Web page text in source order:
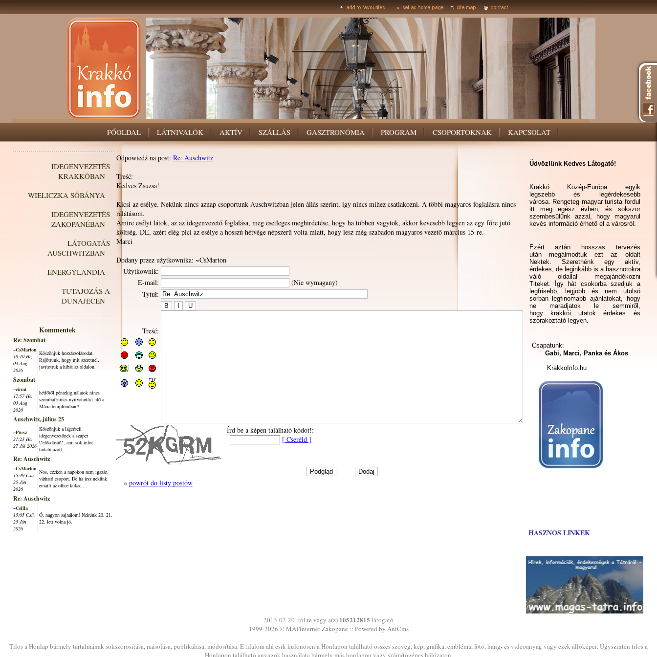
FŐOLDAL LÁTNIVALÓK AKTÍV SZÁLLÁS GASZTRONÓMIA PROGRAM CSOPORTOKNAK KAPCSOLAT
IDEGENVEZETÉS
KRAKKÓBAN
WIELICZKA SÓBÁNYA
IDEGENVEZETÉS
ZAKOPANÉBAN
LÁTOGATÁS
AUSCHWITZBAN
ENERGYLANDIA
TUTAJOZÁS A
DUNAJECEN
Kommentek
Re: Szombat
~CsMarton
18:10 Hé,
03 Aug
2026
Köszönjük hozzászólásodat.
Rájöttünk, hogy mit szeretnél,
javítottuk a hibát az oldalon.
Szombat
~cirmi
17:57 Hé,
03 Aug
2026
hétfőtől péntekig,nálatok nincs
szombat?nincs nyitvatartási idő a
Mária templomban!!
Auschwitz, július 25
~Piusz
21:23 Hé,
27 Júl 2026
Köszönjük a lágerbeli
idegenvezetőnek a szuper
\"előadását\", ami sok infot
tartalmazott...
Re: Auschwitz
~CsMarton
15:49 Csü,
25 Jún
2026
Nos, ezeken a napokon nem igazán
várható csoport. De ha írsz nekünk
emailt az office kukac...
Re: Auschwitz
~Csilla
15:05 Csü,
25 Jún
2026
Ó, nagyon sajnálom! Nekünk 20. 21.
22. lett volna jó.
Odpowiedź na post: Re: Auschwitz
Treść:
Kedves Zsuzsa!
Kicsi az esélye. Nekünk nincs aznap csoportunk Auschwitzban jelen állás szerint, így nincs mihez csatlakozni. A többi magyaros foglalásra nincs
rálátásom.
Amire esélyt látok, az az idegenvezető foglalása, meg esetleges meghirdetése, hogy ha többen vagytok, akkor kevesebb legyen az egy főre jutó
költség. DE, azért elég pici az esélye a hosszú hétvége népszerű volta miatt, hogy lesz még szabadon magyaros vezető március 15-re.
Marci
Dodany przez użytkownika: ~CsMarton
Użytkownik:
E-mail:
(Nie wymagany)
Tytuł:
Treść:
Írd be a képen található kódot!:
[ Cseréld ]
« powrót do listy postów
Üdvözlünk Kedves Látogató!
Krakkó Közép-Európa egyik
legszebb és legérdekesebb
városa. Rengeteg magyar turista fordul
itt meg egész évben, és sokszor
szembesülünk azzal, hogy magyarul
kevés információ érhető el a városról.
Ezért aztán hosszas tervezés
után megálmodtuk ezt az oldalt
Nektek. Szeretnénk egy aktív,
érdekes, de leginkább is a hasznotokra
váló oldallal megajándékozni
Titeket. Így hát csokorba szedjük a
legfrisebb, legjobb és nem utolsó
sorban legfinomabb ajánlatokat, hogy
ne maradjatok le semmiről,
hogy krakkói utatok érdekes és
szórakoztató legyen.
Csapatunk:
Gabi, Marci, Panka és Ákos
KrakkoInfo.hu
HASZNOS LINKEK
2013-02-20 -tól te vagy a(z) 105212815 látogató
1999-2026 ©MATinternet Zakopane :: Powered by AntCms
Tilos a Honlap bármely tartalmának sokszorosítása, másolása, publikálása, módosítása. E tilalom alá esik különösen a Honlapon található összes szöveg, kép, grafika, embléma, fotó, hang- és videoanyag vagy ezek állóképei. Úgyszintén tilos a
Honlapon található anyagok használata bármely más honlapon vagy számítógépes hálózaton.